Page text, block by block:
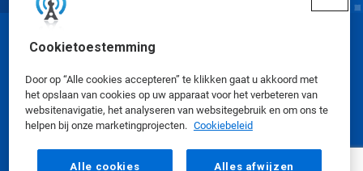
Cookietoestemming
Door op “Alle cookies accepteren” te klikken gaat u akkoord met
het opslaan van cookies op uw apparaat voor het verbeteren van
websitenavigatie, het analyseren van websitegebruik en om ons te
helpen bij onze marketingprojecten. Cookiebeleid
Alle cookies Alles afwijzen
© Ecolab Inc. 2025
Veiligheidsinformatiebladen|Privacybeleid|
Gebruiksvoorwaarden